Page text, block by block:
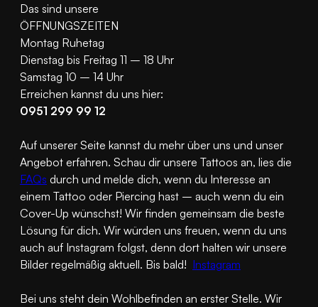
Das sind unsere
ÖFFNUNGSZEITEN
Montag Ruhetag
Dienstag bis Freitag 11 – 18 Uhr
Samstag 10 – 14 Uhr
Erreichen kannst du uns hier:
0951 299 99 12
Auf unserer Seite kannst du mehr über uns und unser
Angebot erfahren. Schau dir unsere Tattoos an, lies die
FAQs durch und melde dich, wenn du Interesse an
einem Tattoo oder Piercing hast – auch wenn du ein
Cover-Up wünschst! Wir finden gemeinsam die beste
Lösung für dich. Wir würden uns freuen, wenn du uns
auch auf Instagram folgst, denn dort halten wir unsere
Bilder regelmäßig aktuell. Bis bald! Instagram
Bei uns steht dein Wohlbefinden an erster Stelle. Wir